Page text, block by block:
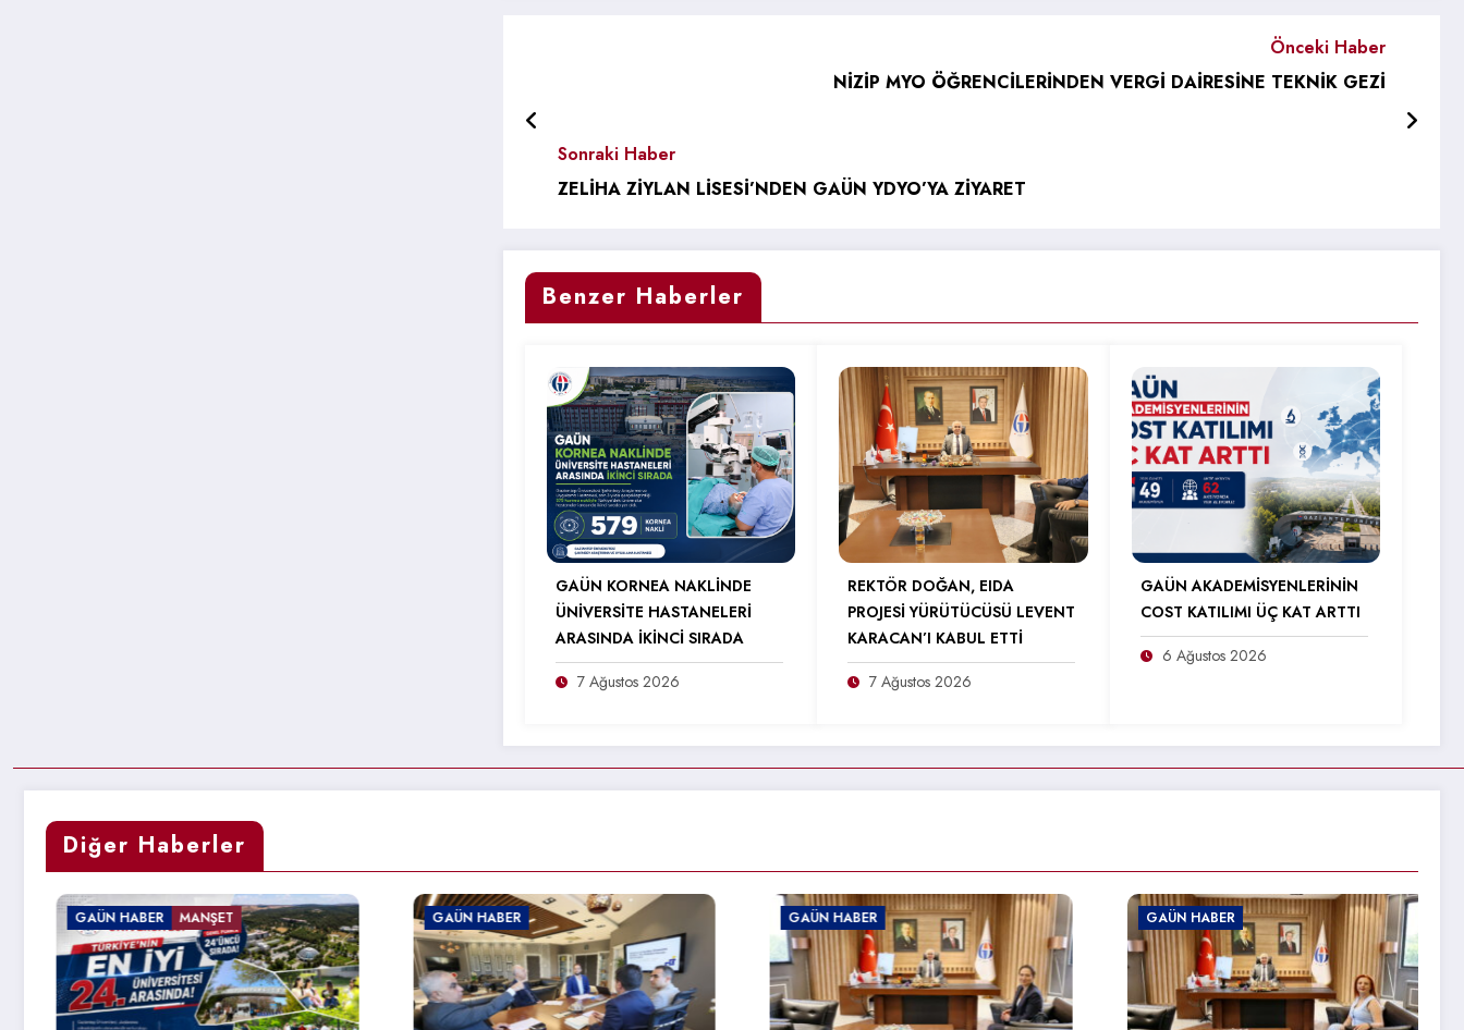
Önceki Haber
NİZİP MYO ÖĞRENCİLERİNDEN VERGİ DAİRESİNE TEKNİK GEZİ
Sonraki Haber
ZELİHA ZİYLAN LİSESİ’NDEN GAÜN YDYO’YA ZİYARET
Benzer Haberler
GAÜN KORNEA NAKLİNDE
ÜNİVERSİTE HASTANELERİ
ARASINDA İKİNCİ SIRADA
7 Ağustos 2026
REKTÖR DOĞAN, EIDA
PROJESİ YÜRÜTÜCÜSÜ LEVENT
KARACAN’I KABUL ETTİ
7 Ağustos 2026
GAÜN AKADEMİSYENLERİNİN
COST KATILIMI ÜÇ KAT ARTTI
6 Ağustos 2026
Diğer Haberler
GAÜN HABER GAÜN HABER GAÜN HABER GAÜN HABER